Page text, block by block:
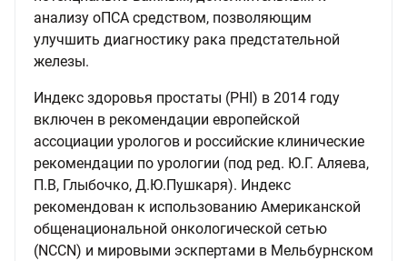
анализу оПСА средством, позволяющим
улучшить диагностику рака предстательной
железы.
Индекс здоровья простаты (PHI) в 2014 году
включен в рекомендации европейской
ассоциации урологов и российские клинические
рекомендации по урологии (под ред. Ю.Г. Аляева,
П.В, Глыбочко, Д.Ю.Пушкаря). Индекс
рекомендован к использованию Американской
общенациональной онкологической сетью
(NCCN) и мировыми эскпертами в Мельбурнском